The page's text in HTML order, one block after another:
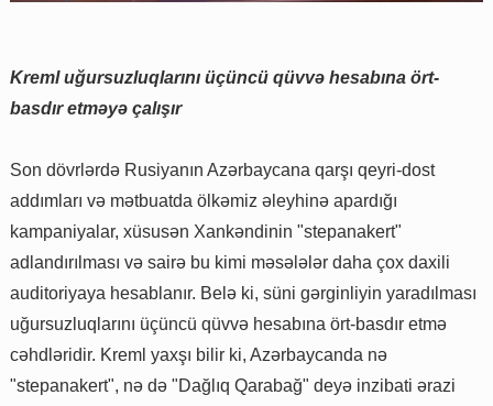
Kreml uğursuzluqlarını üçüncü qüvvə hesabına ört-
basdır etməyə çalışır
Son dövrlərdə Rusiyanın Azərbaycana qarşı qeyri-dost
addımları və mətbuatda ölkəmiz əleyhinə apardığı
kampaniyalar, xüsusən Xankəndinin "stepanakert"
adlandırılması və sairə bu kimi məsələlər daha çox daxili
auditoriyaya hesablanır. Belə ki, süni gərginliyin yaradılması
uğursuzluqlarını üçüncü qüvvə hesabına ört-basdır etmə
cəhdləridir. Kreml yaxşı bilir ki, Azərbaycanda nə
"stepanakert", nə də "Dağlıq Qarabağ" deyə inzibati ərazi